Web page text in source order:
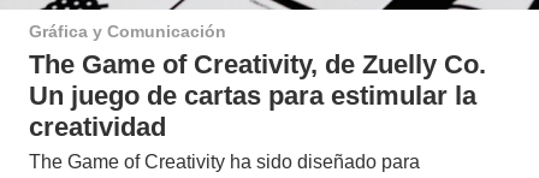
Gráfica y Comunicación
The Game of Creativity, de Zuelly Co.
Un juego de cartas para estimular la
creatividad
The Game of Creativity ha sido diseñado para